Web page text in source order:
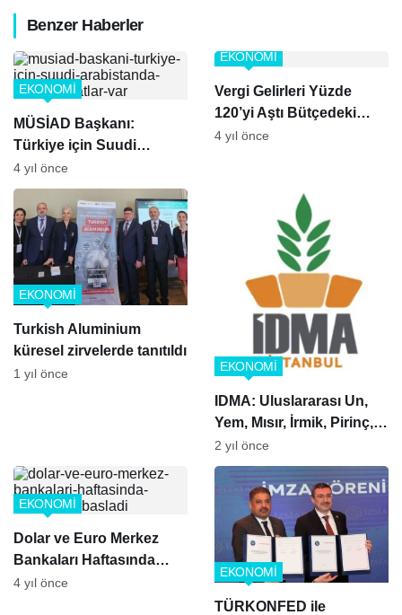
Benzer Haberler
MÜSİAD Başkanı:
Türkiye için Suudi
Arabistan’da Büyük
Fırsatlar Var
EKONOMİ
4 yıl önce
Vergi Gelirleri Yüzde
120’yi Aştı Bütçedeki
Açık Kapanmadı!
EKONOMİ
4 yıl önce
Turkish Aluminium
küresel zirvelerde tanıtıldı
EKONOMİ
1 yıl önce
IDMA: Uluslararası Un,
Yem, Mısır, İrmik, Pirinç,
Bulgur Değirmen
Makineleri ve Bakliyat,
Makarna, Bisküvi
Teknolojileri Fuarı
EKONOMİ
2 yıl önce
Dolar ve Euro Merkez
Bankaları Haftasında
Yükselişle Başladı
EKONOMİ
4 yıl önce
TÜRKONFED ile
EKONOMİ